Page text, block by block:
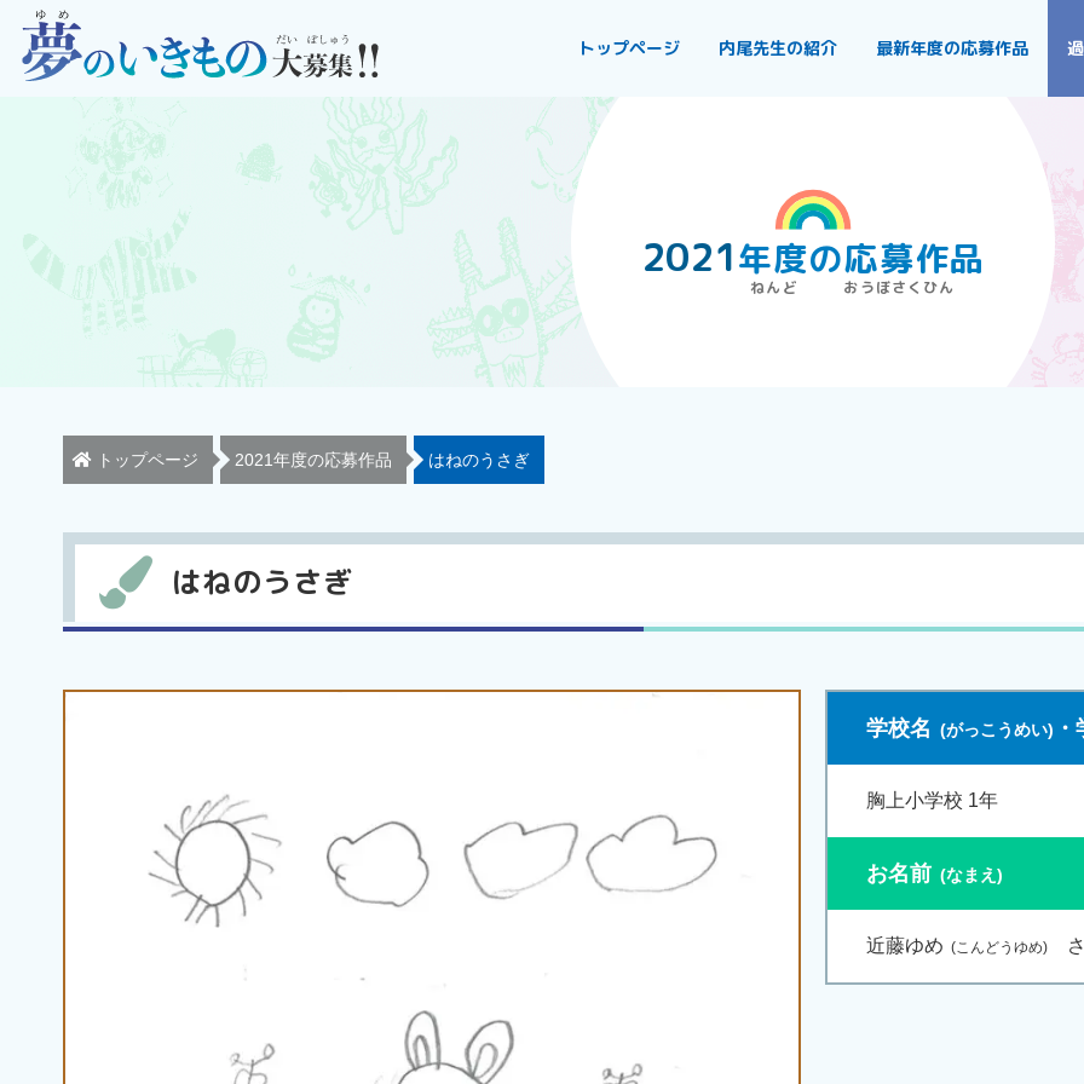
トップページ 内尾先生の紹介 最新年度の応募作品
2021年度の応募作品
トップページ 2021年度の応募作品 はねのうさぎ
はねのうさぎ
学校名 ・
胸上小学校 1年
お名前
近藤ゆめ